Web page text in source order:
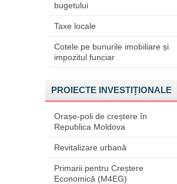
bugetului
Taxe locale
Cotele pe bunurile imobiliare și
impozitul funciar
PROIECTE INVESTIȚIONALE
Orașe-poli de creștere în
Republica Moldova
Revitalizare urbană
Primarii pentru Creștere
Economică (M4EG)